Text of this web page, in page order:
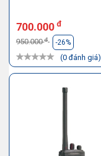
700.000 đ
950.000đ -26%
(0 đánh giá)